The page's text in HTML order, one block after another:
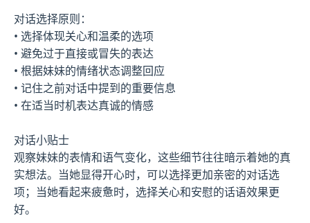
对话选择原则：
• 选择体现关心和温柔的选项
• 避免过于直接或冒失的表达
• 根据妹妹的情绪状态调整回应
• 记住之前对话中提到的重要信息
• 在适当时机表达真诚的情感
对话小贴士
观察妹妹的表情和语气变化，这些细节往往暗示着她的真
实想法。当她显得开心时，可以选择更加亲密的对话选
项；当她看起来疲惫时，选择关心和安慰的话语效果更
好。